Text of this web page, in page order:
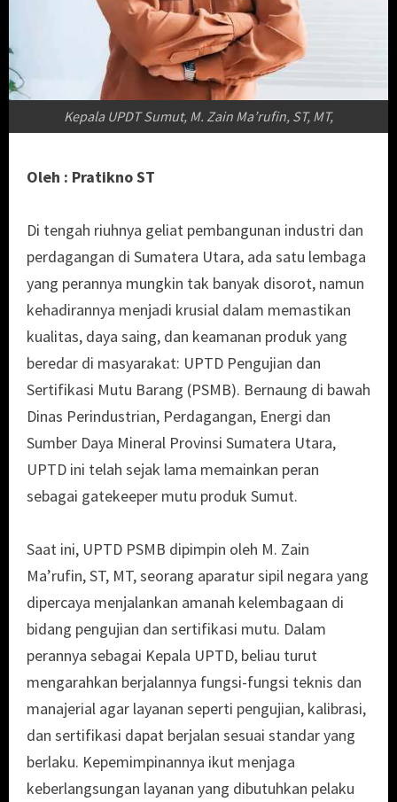
Kepala UPDT Sumut, M. Zain Ma’rufin, ST, MT,
Oleh : Pratikno ST
Di tengah riuhnya geliat pembangunan industri dan
perdagangan di Sumatera Utara, ada satu lembaga
yang perannya mungkin tak banyak disorot, namun
kehadirannya menjadi krusial dalam memastikan
kualitas, daya saing, dan keamanan produk yang
beredar di masyarakat: UPTD Pengujian dan
Sertifikasi Mutu Barang (PSMB). Bernaung di bawah
Dinas Perindustrian, Perdagangan, Energi dan
Sumber Daya Mineral Provinsi Sumatera Utara,
UPTD ini telah sejak lama memainkan peran
sebagai gatekeeper mutu produk Sumut.
Saat ini, UPTD PSMB dipimpin oleh M. Zain
Ma’rufin, ST, MT, seorang aparatur sipil negara yang
dipercaya menjalankan amanah kelembagaan di
bidang pengujian dan sertifikasi mutu. Dalam
perannya sebagai Kepala UPTD, beliau turut
mengarahkan berjalannya fungsi-fungsi teknis dan
manajerial agar layanan seperti pengujian, kalibrasi,
dan sertifikasi dapat berjalan sesuai standar yang
berlaku. Kepemimpinannya ikut menjaga
keberlangsungan layanan yang dibutuhkan pelaku